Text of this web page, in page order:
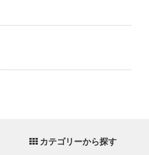
カテゴリーから探す